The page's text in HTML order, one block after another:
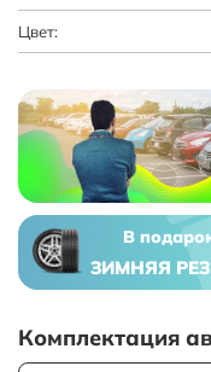
Цвет:
В
ЗИМНЯЯ
Комплектация